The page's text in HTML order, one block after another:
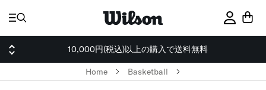
10,000円(税込)以上の購入で送料無料
サイン
Home Basketball